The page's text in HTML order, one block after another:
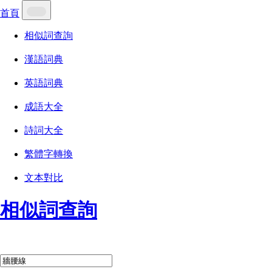
首頁
相似詞查詢
漢語詞典
英語詞典
成語大全
詩詞大全
繁體字轉換
文本對比
相似詞查詢